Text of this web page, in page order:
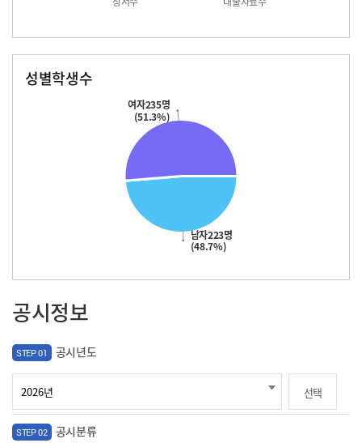
성별학생수
남자223명
(48.7%)
여자235명
(51.3%)
공시정보
STEP 01 공시년도
선택
STEP 02 공시분류